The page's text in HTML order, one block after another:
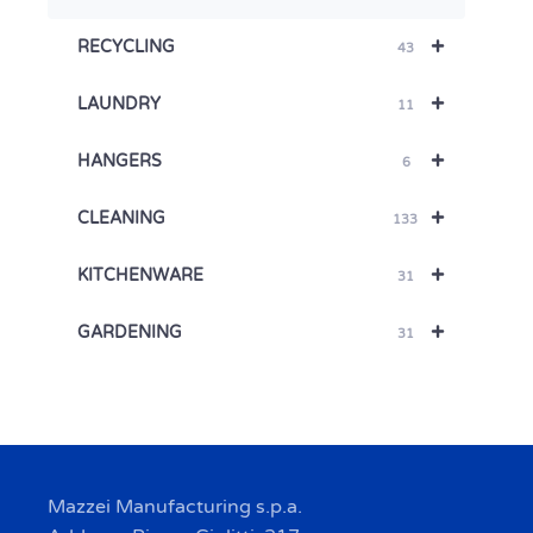
+
RECYCLING 43
+
LAUNDRY 11
+
HANGERS 6
+
CLEANING 133
+
KITCHENWARE 31
+
GARDENING 31
Mazzei Manufacturing s.p.a.